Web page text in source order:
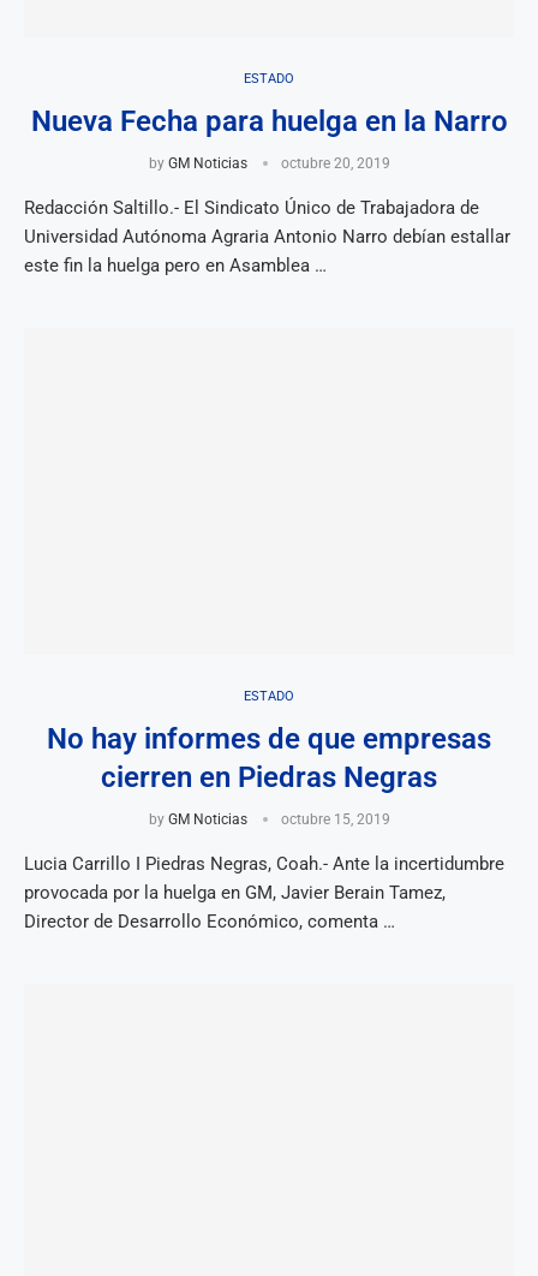
ESTADO
Nueva Fecha para huelga en la Narro
by GM Noticias octubre 20, 2019
Redacción Saltillo.- El Sindicato Único de Trabajadora de
Universidad Autónoma Agraria Antonio Narro debían estallar
este fin la huelga pero en Asamblea …
ESTADO
No hay informes de que empresas
cierren en Piedras Negras
by GM Noticias octubre 15, 2019
Lucia Carrillo I Piedras Negras, Coah.- Ante la incertidumbre
provocada por la huelga en GM, Javier Berain Tamez,
Director de Desarrollo Económico, comenta …